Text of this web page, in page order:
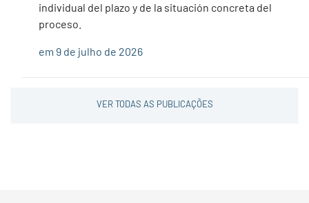
individual del plazo y de la situación concreta del
proceso.
em 9 de julho de 2026
VER TODAS AS PUBLICAÇÕES